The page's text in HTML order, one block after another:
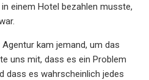
einem Hotel bezahlen musste,
kam jemand, um das
uns mit, dass es ein Problem
dass es wahrscheinlich jedes